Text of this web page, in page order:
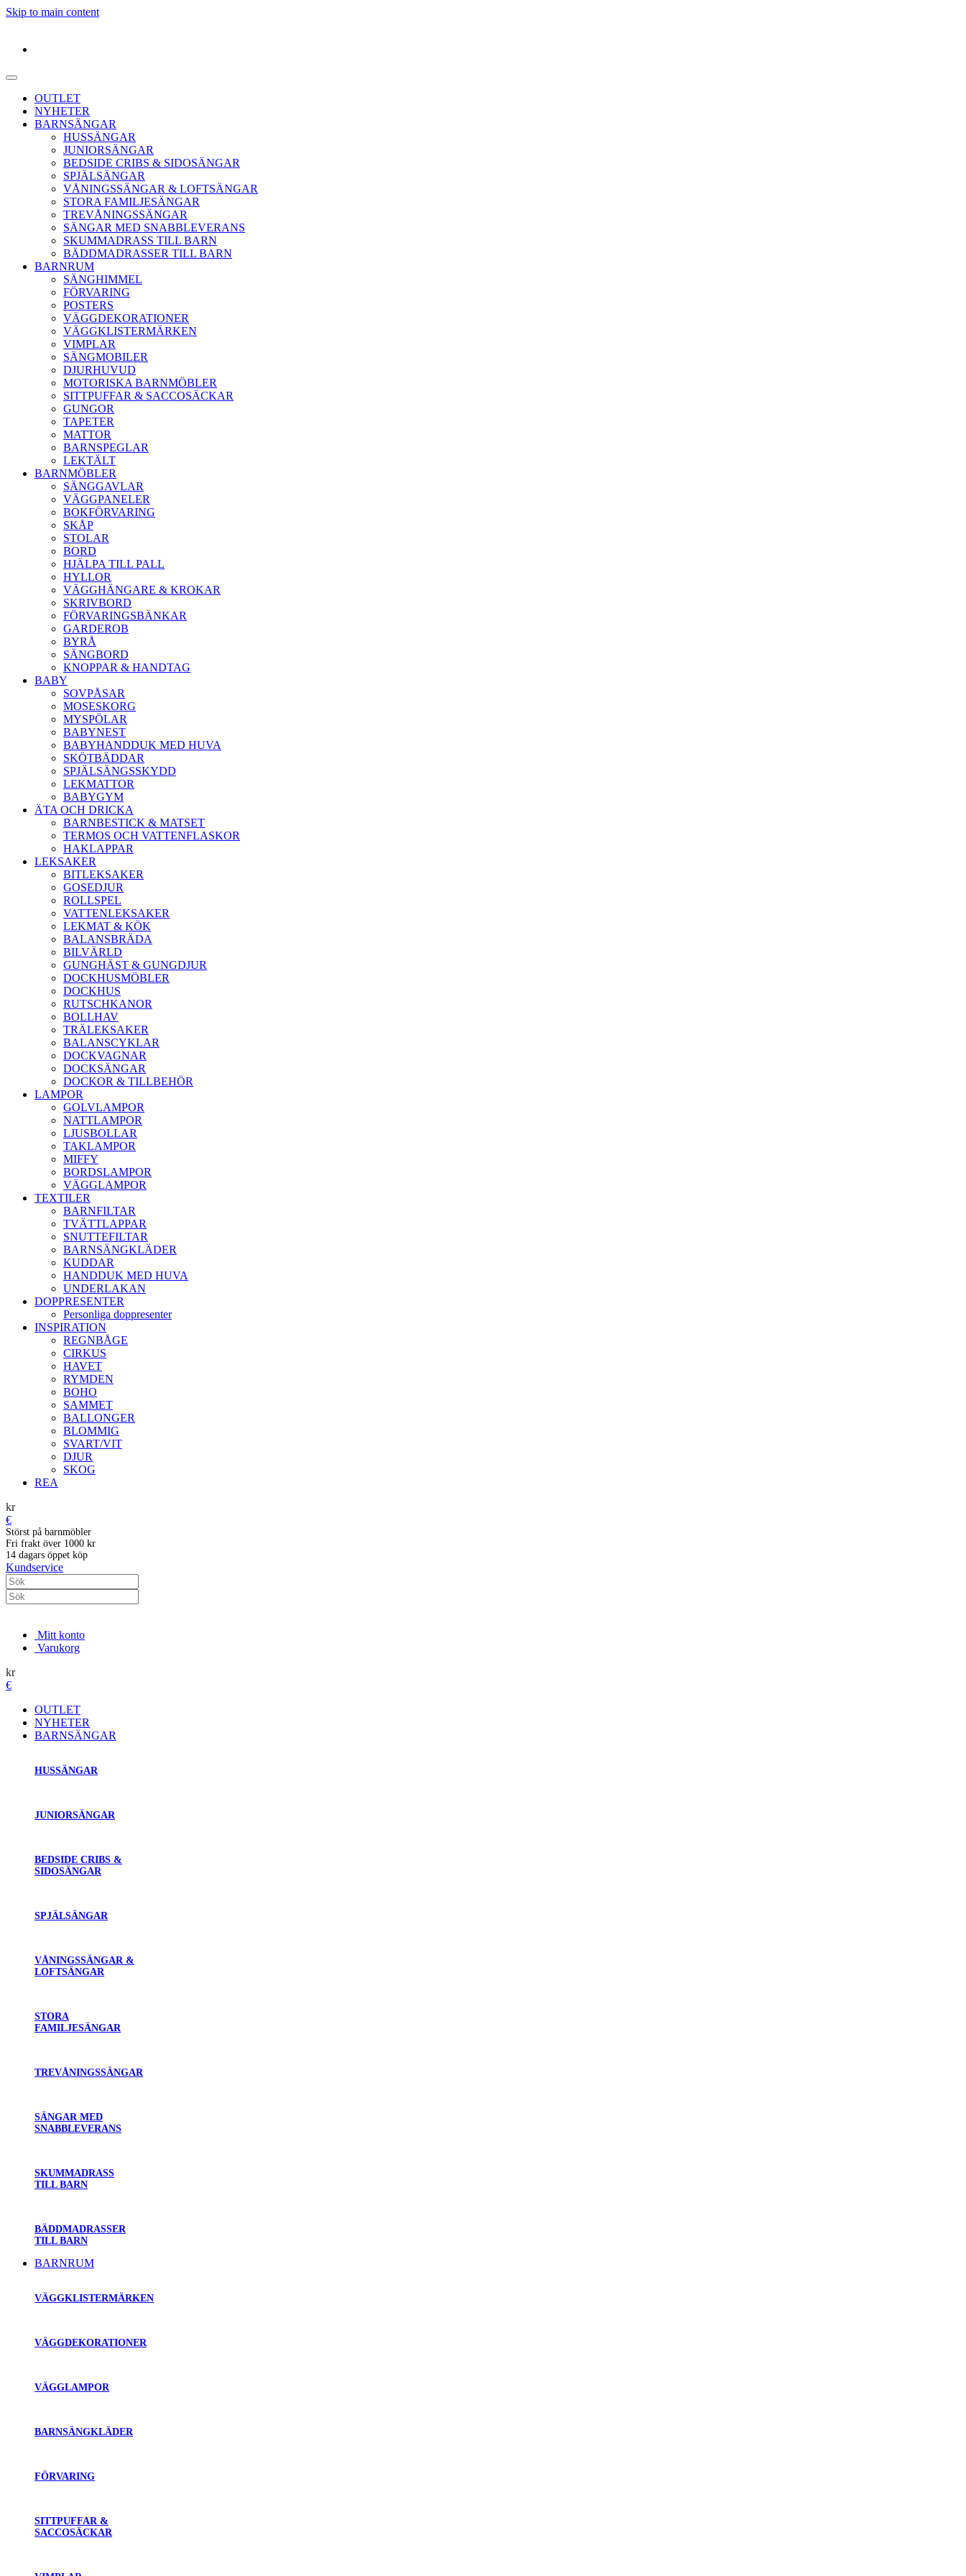
Skip to main content
OUTLET
NYHETER
BARNSÄNGAR
HUSSÄNGAR
JUNIORSÄNGAR
BEDSIDE CRIBS & SIDOSÄNGAR
SPJÄLSÄNGAR
VÅNINGSSÄNGAR & LOFTSÄNGAR
STORA FAMILJESÄNGAR
TREVÅNINGSSÄNGAR
SÄNGAR MED SNABBLEVERANS
SKUMMADRASS TILL BARN
BÄDDMADRASSER TILL BARN
BARNRUM
SÄNGHIMMEL
FÖRVARING
POSTERS
VÄGGDEKORATIONER
VÄGGKLISTERMÄRKEN
VIMPLAR
SÄNGMOBILER
DJURHUVUD
MOTORISKA BARNMÖBLER
SITTPUFFAR & SACCOSÄCKAR
GUNGOR
TAPETER
MATTOR
BARNSPEGLAR
LEKTÄLT
BARNMÖBLER
SÄNGGAVLAR
VÄGGPANELER
BOKFÖRVARING
SKÅP
STOLAR
BORD
HJÄLPA TILL PALL
HYLLOR
VÄGGHÄNGARE & KROKAR
SKRIVBORD
FÖRVARINGSBÄNKAR
GARDEROB
BYRÅ
SÄNGBORD
KNOPPAR & HANDTAG
BABY
SOVPÅSAR
MOSESKORG
MYSPÖLAR
BABYNEST
BABYHANDDUK MED HUVA
SKÖTBÄDDAR
SPJÄLSÄNGSSKYDD
LEKMATTOR
BABYGYM
ÄTA OCH DRICKA
BARNBESTICK & MATSET
TERMOS OCH VATTENFLASKOR
HAKLAPPAR
LEKSAKER
BITLEKSAKER
GOSEDJUR
ROLLSPEL
VATTENLEKSAKER
LEKMAT & KÖK
BALANSBRÄDA
BILVÄRLD
GUNGHÄST & GUNGDJUR
DOCKHUSMÖBLER
DOCKHUS
RUTSCHKANOR
BOLLHAV
TRÄLEKSAKER
BALANSCYKLAR
DOCKVAGNAR
DOCKSÄNGAR
DOCKOR & TILLBEHÖR
LAMPOR
GOLVLAMPOR
NATTLAMPOR
LJUSBOLLAR
TAKLAMPOR
MIFFY
BORDSLAMPOR
VÄGGLAMPOR
TEXTILER
BARNFILTAR
TVÄTTLAPPAR
SNUTTEFILTAR
BARNSÄNGKLÄDER
KUDDAR
HANDDUK MED HUVA
UNDERLAKAN
DOPPRESENTER
Personliga doppresenter
INSPIRATION
REGNBÅGE
CIRKUS
HAVET
RYMDEN
BOHO
SAMMET
BALLONGER
BLOMMIG
SVART/VIT
DJUR
SKOG
REA
kr
€
Störst på barnmöbler
Fri frakt över 1000 kr
14 dagars öppet köp
Kundservice
Mitt konto
Varukorg
kr
€
OUTLET
NYHETER
BARNSÄNGAR
HUSSÄNGAR
JUNIORSÄNGAR
BEDSIDE CRIBS &
SIDOSÄNGAR
SPJÄLSÄNGAR
VÅNINGSSÄNGAR &
LOFTSÄNGAR
STORA
FAMILJESÄNGAR
TREVÅNINGSSÄNGAR
SÄNGAR MED
SNABBLEVERANS
SKUMMADRASS
TILL BARN
BÄDDMADRASSER
TILL BARN
BARNRUM
VÄGGKLISTERMÄRKEN
VÄGGDEKORATIONER
VÄGGLAMPOR
BARNSÄNGKLÄDER
FÖRVARING
SITTPUFFAR &
SACCOSÄCKAR